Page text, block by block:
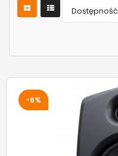
Dostępność
-6%